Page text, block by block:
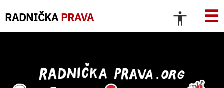
RADNIČKA PRAVA ☰